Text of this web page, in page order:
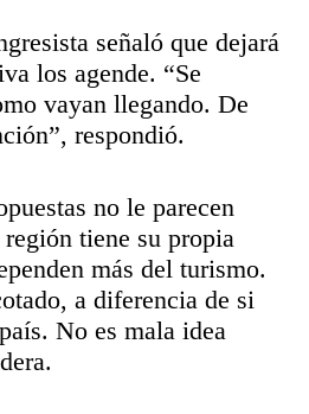
señaló que dejará
los agende. “Se
vayan llegando. De
respondió.
no le parecen
región tiene su propia
más del turismo.
a diferencia de si
No es mala idea